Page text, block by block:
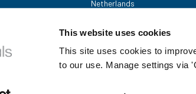
This website uses cookies
This site uses cookies to
to our use. Manage settings via
Netherlands